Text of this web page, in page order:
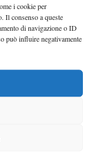
i cookie per
Il consenso a queste
di navigazione o ID
può influire negativamente
Quarantasei
ottime